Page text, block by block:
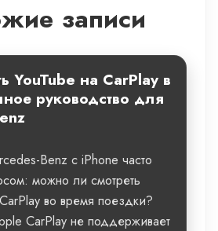
записи
YouTube на CarPlay в
руководство для
Benz с iPhone часто
можно ли смотреть
во время поездки?
CarPlay не поддерживает